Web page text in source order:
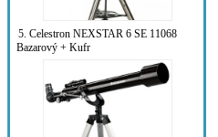
5. Celestron NEXSTAR 6 SE 11068
Bazarový + Kufr